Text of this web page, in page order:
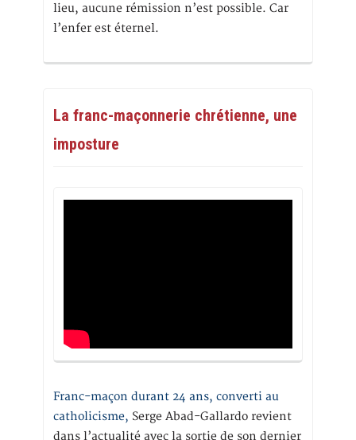
lieu, aucune rémission n’est possible. Car
l’enfer est éternel.
La franc-maçonnerie chrétienne, une
imposture
Franc-maçon durant 24 ans, converti au
catholicisme, Serge Abad-Gallardo revient
dans l’actualité avec la sortie de son dernier